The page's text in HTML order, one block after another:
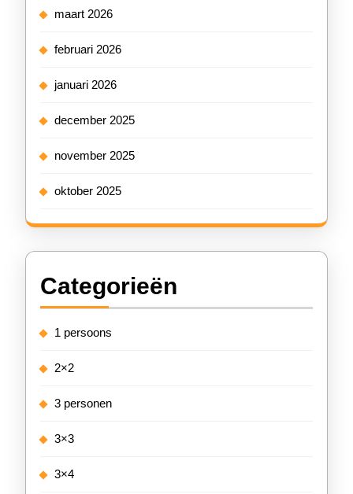
maart 2026
februari 2026
januari 2026
december 2025
november 2025
oktober 2025
Categorieën
1 persoons
2×2
3 personen
3×3
3×4